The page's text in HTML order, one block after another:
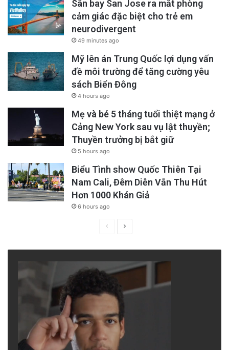
Sân bay San Jose ra mắt phòng
cảm giác đặc biệt cho trẻ em
neurodivergent
49 minutes ago
Mỹ lên án Trung Quốc lợi dụng vấn
đề môi trường để tăng cường yêu
sách Biển Đông
4 hours ago
Mẹ và bé 5 tháng tuổi thiệt mạng ở
Cảng New York sau vụ lật thuyền;
Thuyền trưởng bị bắt giữ
5 hours ago
Biểu Tình show Quốc Thiên Tại
Nam Cali, Đêm Diễn Vẫn Thu Hút
Hơn 1000 Khán Giả
6 hours ago
PreviousNext